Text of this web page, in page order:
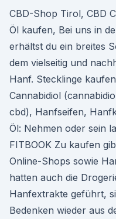
CBD-Shop Tirol, CBD
Öl kaufen, Bei uns in
erhältst du ein breites
dem vielseitig und
Hanf. Stecklinge
Cannabidiol
cbd), Hanfseifen,
Öl: Nehmen oder sein
FITBOOK Zu kaufen
Online-Shops sowie
hatten auch die
Hanfextrakte geführt,
Bedenken wieder aus